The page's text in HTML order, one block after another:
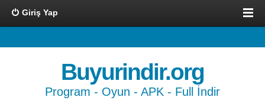
Giriş Yap
Buyurindir.org
Program - Oyun - APK - Full İndir